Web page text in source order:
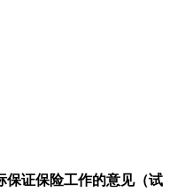
保证保险工作的意见（试